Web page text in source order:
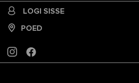
LOGI SISSE
POED
INSTAGRAM
FACEBOOK